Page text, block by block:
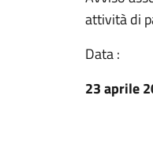
attività di
Data :
23 aprile